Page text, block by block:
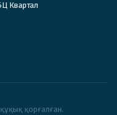
Квартал
қорғалған.